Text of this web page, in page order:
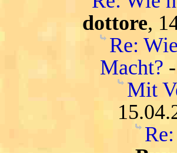
dottore,
Re:
Macht? -
Mit